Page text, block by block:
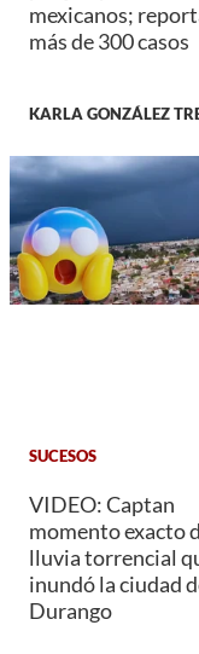
mexicanos;
más de 300 casos
KARLA GONZÁLEZ
SUCESOS
VIDEO: Captan
momento exacto
lluvia torrencial
inundó la ciudad
Durango